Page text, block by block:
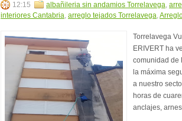
12:15 albañileria sin andamios Torrelavega,
interiores Cantabria, arreglo tejados Torrelavega,
Torrelavega
ERIVERT ha
comunidad de
la máxima
a nuestro
horas de
anclajes,